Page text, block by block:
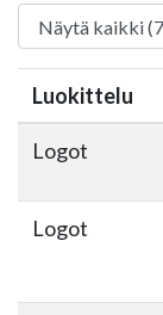
Luokittelu
Logot
Logot